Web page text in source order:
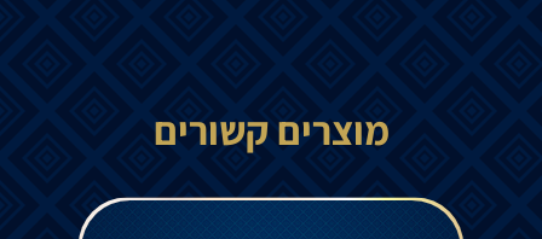
מוצרים קשורים